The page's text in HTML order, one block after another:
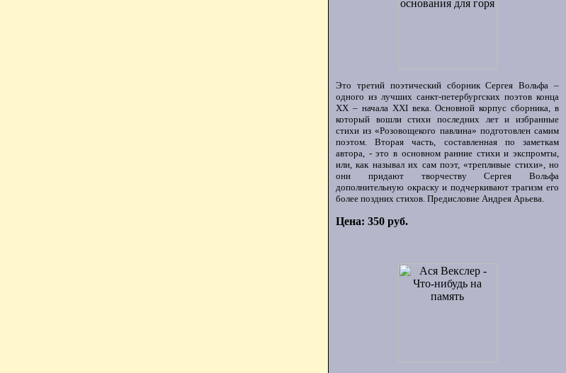
Это третий поэтический сборник Сергея Вольфа –
одного из лучших санкт-петербургских поэтов конца
ХХ – начала XXI века. Основной корпус сборника, в
который вошли стихи последних лет и избранные
стихи из «Розовощекого павлина» подготовлен самим
поэтом. Вторая часть, составленная по заметкам
автора, - это в основном ранние стихи и экспромты,
или, как называл их сам поэт, «трепливые стихи», но
они придают творчеству Сергея Вольфа
дополнительную окраску и подчеркивают трагизм его
более поздних стихов. Предисловие Андрея Арьева.
Цена: 350 руб.